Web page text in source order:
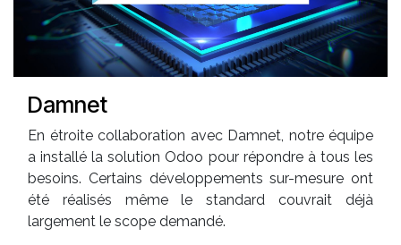
Damnet
En étroite collaboration avec Damnet, notre équipe
a installé la solution Odoo pour répondre à tous les
besoins. Certains développements sur-mesure ont
été réalisés même le standard couvrait déjà
largement le scope demandé.